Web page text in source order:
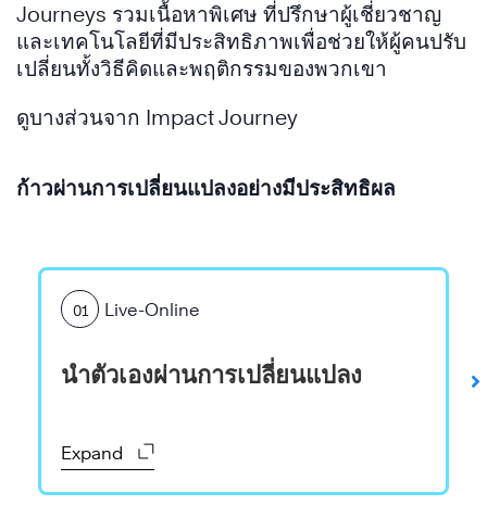
Journeys รวมเนื้อหาพิเศษ ที่ปรึกษาผู้เชี่ยวชาญ
และเทคโนโลยีที่มีประสิทธิภาพเพื่อช่วยให้ผู้คนปรับ
เปลี่ยนทั้งวิธีคิดและพฤติกรรมของพวกเขา
ดูบางส่วนจาก Impact Journey
ก้าวผ่านการเปลี่ยนแปลงอย่างมีประสิทธิผล
01 Live-Online
นำตัวเองผ่านการเปลี่ยนแปลง
Expand